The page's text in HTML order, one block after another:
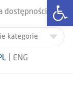
dostępności
ENG